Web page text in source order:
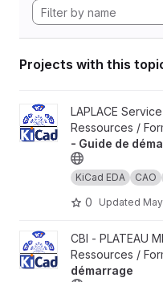
Projects with this
View Formation KiCad -
LAPLACE
Ressources /
- Guide de
KiCad EDA CAO
0 Updated
View Guide deCBI - PLATEAU
Ressources /
démarrage